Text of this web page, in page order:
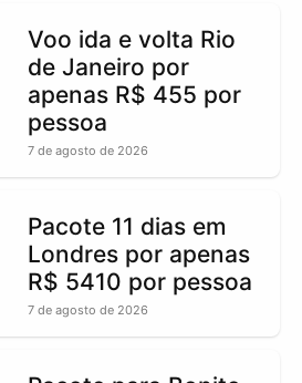
Voo ida e volta Rio
de Janeiro por
apenas R$ 455 por
pessoa
7 de agosto de 2026
Pacote 11 dias em
Londres por apenas
R$ 5410 por pessoa
7 de agosto de 2026